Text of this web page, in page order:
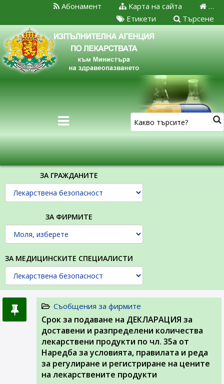
…
Карта на сайта
Абонамент
Търсене
Етикети
ЗА ГРАЖДАНИТЕ
ЗА ФИРМИТЕ
ЗА МЕДИЦИНСКИТЕ СПЕЦИАЛИСТИ
Съобщения за фирмите
Срок за подаване на ДЕКЛАРАЦИЯ за
доставени и разпределени количества
лекарствени продукти по чл. 35а от
Наредба за условията, правилата и реда
за регулиране и регистриране на цените
на лекарствените продукти